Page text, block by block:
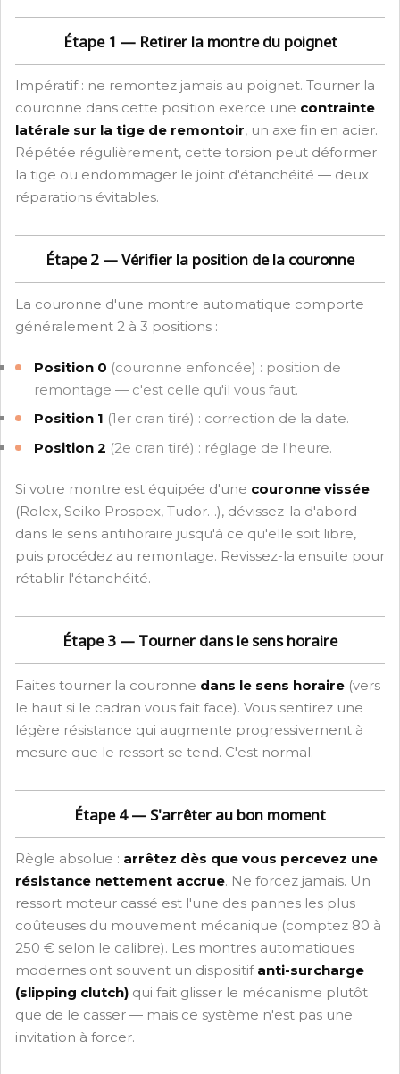
Étape 1 — Retirer la montre du poignet
Impératif : ne remontez jamais au poignet. Tourner la
couronne dans cette position exerce une contrainte
latérale sur la tige de remontoir, un axe fin en acier.
Répétée régulièrement, cette torsion peut déformer
la tige ou endommager le joint d'étanchéité — deux
réparations évitables.
Étape 2 — Vérifier la position de la couronne
La couronne d'une montre automatique comporte
généralement 2 à 3 positions :
Position 0 (couronne enfoncée) : position de
remontage — c'est celle qu'il vous faut.
Position 1 (1er cran tiré) : correction de la date.
Position 2 (2e cran tiré) : réglage de l'heure.
Si votre montre est équipée d'une couronne vissée
(Rolex, Seiko Prospex, Tudor…), dévissez-la d'abord
dans le sens antihoraire jusqu'à ce qu'elle soit libre,
puis procédez au remontage. Revissez-la ensuite pour
rétablir l'étanchéité.
Étape 3 — Tourner dans le sens horaire
Faites tourner la couronne dans le sens horaire (vers
le haut si le cadran vous fait face). Vous sentirez une
légère résistance qui augmente progressivement à
mesure que le ressort se tend. C'est normal.
Étape 4 — S'arrêter au bon moment
Règle absolue : arrêtez dès que vous percevez une
résistance nettement accrue. Ne forcez jamais. Un
ressort moteur cassé est l'une des pannes les plus
coûteuses du mouvement mécanique (comptez 80 à
250 € selon le calibre). Les montres automatiques
modernes ont souvent un dispositif anti-surcharge
(slipping clutch) qui fait glisser le mécanisme plutôt
que de le casser — mais ce système n'est pas une
invitation à forcer.